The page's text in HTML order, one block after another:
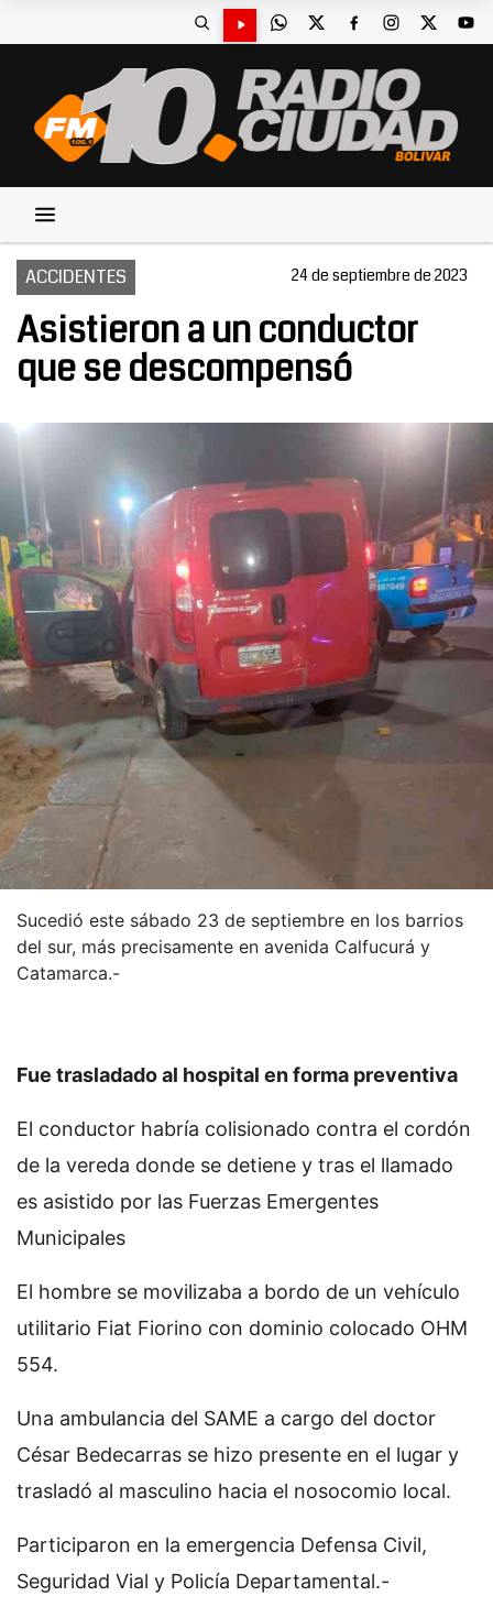
ACCIDENTES 24 de septiembre de 2023
Asistieron a un conductor
que se descompensó
Sucedió este sábado 23 de septiembre en los barrios
del sur, más precisamente en avenida Calfucurá y
Catamarca.-
Fue trasladado al hospital en forma preventiva
El conductor habría colisionado contra el cordón
de la vereda donde se detiene y tras el llamado
es asistido por las Fuerzas Emergentes
Municipales
El hombre se movilizaba a bordo de un vehículo
utilitario Fiat Fiorino con dominio colocado OHM
554.
Una ambulancia del SAME a cargo del doctor
César Bedecarras se hizo presente en el lugar y
trasladó al masculino hacia el nosocomio local.
Participaron en la emergencia Defensa Civil,
Seguridad Vial y Policía Departamental.-